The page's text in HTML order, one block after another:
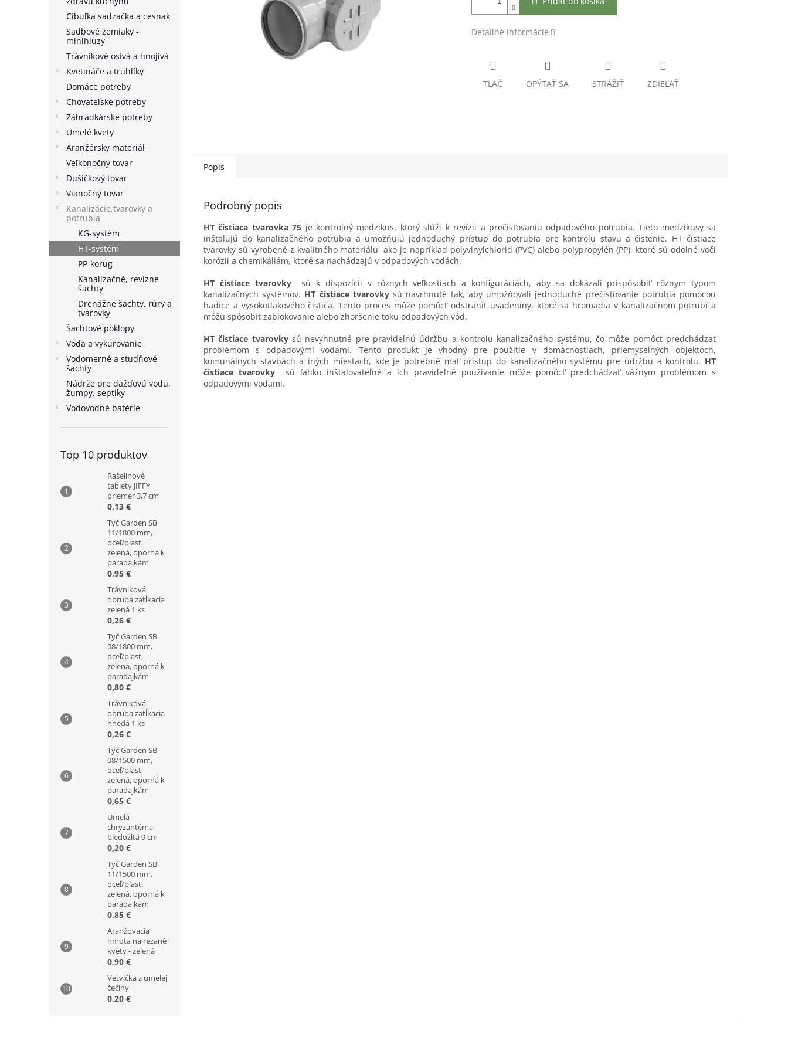
Cibuľka sadzačka a cesnak
Sadbové zemiaky -
minihľuzy
Trávnikové osivá a hnojivá
Kvetináče a truhlíky
Domáce potreby
Chovateľské potreby
Záhradkárske potreby
Umelé kvety
Aranžérsky materiál
Veľkonočný tovar
Dušičkový tovar
Vianočný tovar
Kanalizácie,tvarovky a
potrubia
KG-systém
HT-systém
PP-korug
Kanalizačné, revízne
šachty
Drenážne šachty, rúry a
tvarovky
Šachtové poklopy
Voda a vykurovanie
Vodomerné a studňové
šachty
Nádrže pre dažďovú vodu,
žumpy, septiky
Vodovodné batérie
Top 10 produktov
Rašelinové
tablety JIFFY
priemer 3,7 cm
0,13 €
Tyč Garden SB
11/1800 mm,
oceľ/plast,
zelená, oporná k
paradajkám
0,95 €
Trávniková
obruba zatĺkacia
zelená 1 ks
0,26 €
Tyč Garden SB
08/1800 mm,
oceľ/plast,
zelená, oporná k
paradajkám
0,80 €
Trávniková
obruba zatĺkacia
hnedá 1 ks
0,26 €
Tyč Garden SB
08/1500 mm,
oceľ/plast,
zelená, oporná k
paradajkám
0,65 €
Umelá
chryzantéma
bledožltá 9 cm
0,20 €
Tyč Garden SB
11/1500 mm,
oceľ/plast,
zelená, oporná k
paradajkám
0,85 €
Aranžovacia
hmota na rezané
kvety - zelená
0,90 €
Vetvička z umelej
čečiny
0,20 €
Detailné informácie
TLAČ OPÝTAŤ SA STRÁŽIŤ ZDIEĽAŤ
Popis
Podrobný popis
HT čistiaca tvarovka 75 je kontrolný medzikus, ktorý slúži k revízii a prečisťovaniu odpadového potrubia. Tieto medzikusy sa
inštalujú do kanalizačného potrubia a umožňujú jednoduchý prístup do potrubia pre kontrolu stavu a čistenie. HT čistiace
tvarovky sú vyrobené z kvalitného materiálu, ako je napríklad polyvinylchlorid (PVC) alebo polypropylén (PP), ktoré sú odolné voči
korózii a chemikáliám, ktoré sa nachádzajú v odpadových vodách.
HT čistiace tvarovkysú k dispozícii v rôznych veľkostiach a konfiguráciách, aby sa dokázali prispôsobiť rôznym typom
kanalizačných systémov. HT čistiace tvarovkysú navrhnuté tak, aby umožňovali jednoduché prečisťovanie potrubia pomocou
hadice a vysokotlakového čističa. Tento proces môže pomôcť odstrániť usadeniny, ktoré sa hromadia v kanalizačnom potrubí a
môžu spôsobiť zablokovanie alebo zhoršenie toku odpadových vôd.
HT čistiace tvarovkysú nevyhnutné pre pravidelnú údržbu a kontrolu kanalizačného systému, čo môže pomôcť predchádzať
problémom s odpadovými vodami. Tento produkt je vhodný pre použitie v domácnostiach, priemyselných objektoch,
komunálnych stavbách a iných miestach, kde je potrebné mať prístup do kanalizačného systému pre údržbu a kontrolu. HT
čistiace tvarovky
sú ľahko inštalovateľné a ich pravidelné používanie môže pomôcť predchádzať vážnym problémom s
odpadovými vodami.